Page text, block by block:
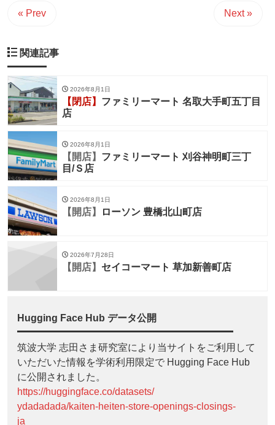
« Prev Next »
関連記事
2026年8月1日
【閉店】 ファミリーマート 名取大手町五丁目
店
2026年8月1日
【開店】 ファミリーマート 刈谷神明町三丁
目/Ｓ店
2026年8月1日
【開店】 ローソン 豊橋北山町店
2026年7月28日
【開店】 セイコーマート 草加新善町店
Hugging Face Hub データ公開
筑波大学 志田さま研究室により当サイトをご利用して
いただいた情報を学術利用限定で Hugging Face Hub
に公開されました。
https://huggingface.co/datasets/
ydadadada/kaiten-heiten-store-openings-closings-
ja